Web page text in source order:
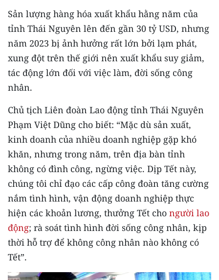
Đồng bằng sông Cửu Long
Chuyên trang Hà Nội
Chuyên trang TP. Hồ Chí Minh
CHUYÊN ĐỀ
CÁC CHUYÊN TRANG
VỀ BÁO NHÂN DÂN
THỜI NAY
NHÂN DÂN CUỐI TUẦN
NHÂN DÂN HẰNG THÁNG
MUA BÁO
ĐỌC BÁO IN
Sản lượng hàng hóa xuất khẩu hằng năm của
tỉnh Thái Nguyên lên đến gần 30 tỷ USD, nhưng
năm 2023 bị ảnh hưởng rất lớn bởi lạm phát,
xung đột trên thế giới nên xuất khẩu suy giảm,
tác động lớn đối với việc làm, đời sống công
nhân.
Chủ tịch Liên đoàn Lao động tỉnh Thái Nguyên
Phạm Việt Dũng cho biết: “Mặc dù sản xuất,
kinh doanh của nhiều doanh nghiệp gặp khó
khăn, nhưng trong năm, trên địa bàn tỉnh
không có đình công, ngừng việc. Dịp Tết này,
chúng tôi chỉ đạo các cấp công đoàn tăng cường
nắm tình hình, vận động doanh nghiệp thực
hiện các khoản lương, thưởng Tết cho người lao
động; rà soát tình hình đời sống công nhân, kịp
thời hỗ trợ để không công nhân nào không có
Tết”.